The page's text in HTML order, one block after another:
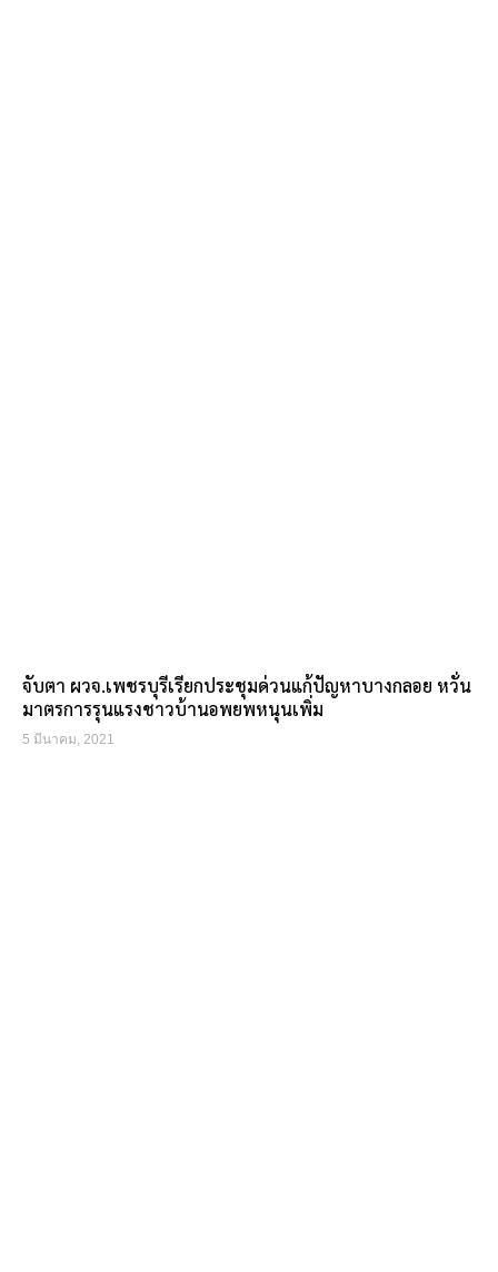
จับตา ผวจ.เพชรบุรีเรียกประชุมด่วนแก้ปัญหาบางกลอย หวั่น
มาตรการรุนแรงชาวบ้านอพยพหนุนเพิ่ม
5 มีนาคม, 2021